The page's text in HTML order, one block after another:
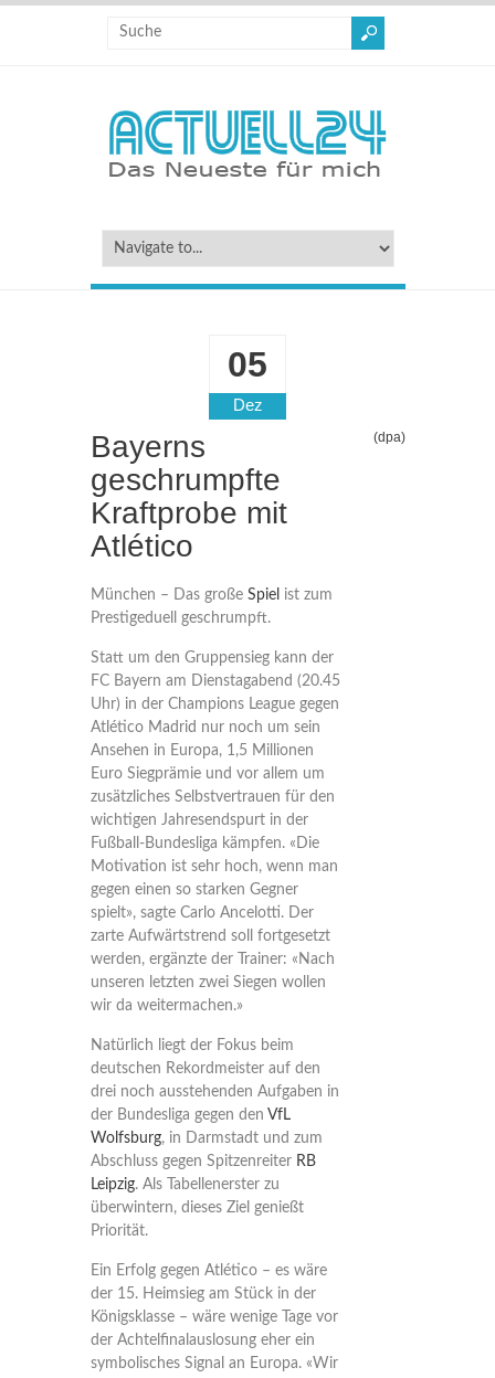
05
Dez
Bayerns
geschrumpfte
Kraftprobe mit
Atlético
(dpa)
München – Das große Spiel ist zum
Prestigeduell geschrumpft.
Statt um den Gruppensieg kann der
FC Bayern am Dienstagabend (20.45
Uhr) in der Champions League gegen
Atlético Madrid nur noch um sein
Ansehen in Europa, 1,5 Millionen
Euro Siegprämie und vor allem um
zusätzliches Selbstvertrauen für den
wichtigen Jahresendspurt in der
Fußball-Bundesliga kämpfen. «Die
Motivation ist sehr hoch, wenn man
gegen einen so starken Gegner
spielt», sagte Carlo Ancelotti. Der
zarte Aufwärtstrend soll fortgesetzt
werden, ergänzte der Trainer: «Nach
unseren letzten zwei Siegen wollen
wir da weitermachen.»
Natürlich liegt der Fokus beim
deutschen Rekordmeister auf den
drei noch ausstehenden Aufgaben in
der Bundesliga gegen den VfL
Wolfsburg, in Darmstadt und zum
Abschluss gegen Spitzenreiter RB
Leipzig. Als Tabellenerster zu
überwintern, dieses Ziel genießt
Priorität.
Ein Erfolg gegen Atlético – es wäre
der 15. Heimsieg am Stück in der
Königsklasse – wäre wenige Tage vor
der Achtelfinalauslosung eher ein
symbolisches Signal an Europa. «Wir